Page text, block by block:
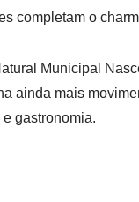
completam o
Municipal
ainda mais
gastronomia.